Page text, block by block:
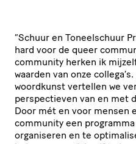
“Schuur en Toneel­schuur
hard voor de queer
community herken ik
waarden van onze
woordkunst vertellen we
perspec­tieven van en met
Door mét en voor mensen
community een
organiseren en te